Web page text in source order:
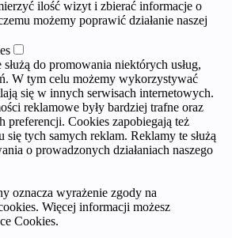
ilość wizyt i zbierać informacje o
możemy poprawić działanie naszej
do promowania niektórych usług,
W tym celu możemy wykorzystywać
się w innych serwisach internetowych.
reklamowe były bardziej trafne oraz
preferencji. Cookies zapobiegają też
tych samych reklam. Reklamy te służą
o prowadzonych działaniach naszego
oznacza wyrażenie zgody na
Więcej informacji możesz
Cookies.